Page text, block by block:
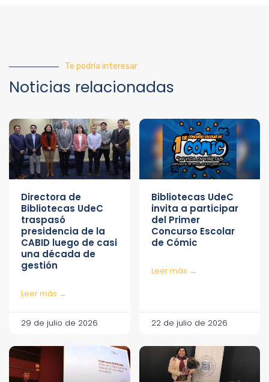
Te podría interesar
Noticias relacionadas
Directora de
Bibliotecas UdeC
traspasó
presidencia de la
CABID luego de casi
una década de
gestión
Leer más →
29 de julio de 2026
Bibliotecas UdeC
invita a participar
del Primer
Concurso Escolar
de Cómic
Leer más →
22 de julio de 2026